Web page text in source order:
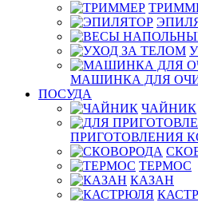
МАШИНКА ДЛЯ
ПОСУДА
ЧАЙНИК
ПРИГОТОВЛЕНИЯ
ТЕРМОС
КАЗАН